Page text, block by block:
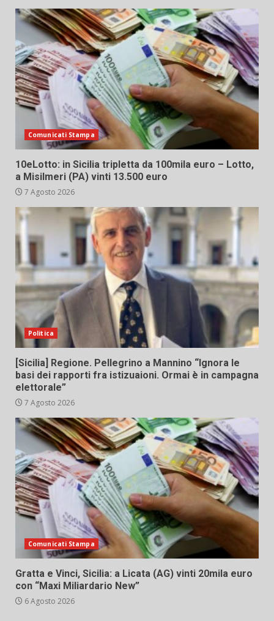
Comunicati Stampa
10eLotto: in Sicilia tripletta da 100mila euro – Lotto,
a Misilmeri (PA) vinti 13.500 euro
7 Agosto 2026
Politica
[Sicilia] Regione. Pellegrino a Mannino “Ignora le
basi dei rapporti fra istizuaioni. Ormai è in campagna
elettorale”
7 Agosto 2026
Comunicati Stampa
Gratta e Vinci, Sicilia: a Licata (AG) vinti 20mila euro
con “Maxi Miliardario New”
6 Agosto 2026